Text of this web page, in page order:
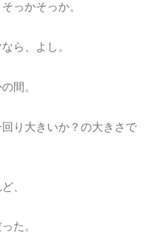
っかそっか。
ら、よし。
間。
り大きいか？の大きさで
、
た。